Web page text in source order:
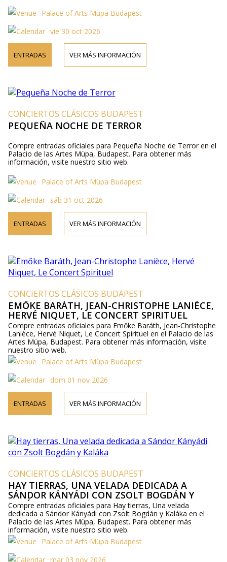
Palace of Arts Müpa Budapest
vie 30 oct 2026
ENTRADAS VER MÁS INFORMACIÓN
CONCIERTOS CLÁSICOS BUDAPEST
PEQUEÑA NOCHE DE TERROR
Compre entradas oficiales para Pequeña Noche de Terror en el
Palacio de las Artes Müpa, Budapest. Para obtener más
información, visite nuestro sitio web.
Palace of Arts Müpa Budapest
sáb 31 oct 2026
ENTRADAS VER MÁS INFORMACIÓN
CONCIERTOS CLÁSICOS BUDAPEST
EMŐKE BARÁTH, JEAN-CHRISTOPHE LANIÈCE,
HERVÉ NIQUET, LE CONCERT SPIRITUEL
Compre entradas oficiales para Emőke Baráth, Jean-Christophe
Lanièce, Hervé Niquet, Le Concert Spirituel en el Palacio de las
Artes Müpa, Budapest. Para obtener más información, visite
nuestro sitio web.
Palace of Arts Müpa Budapest
dom 01 nov 2026
ENTRADAS VER MÁS INFORMACIÓN
CONCIERTOS CLÁSICOS BUDAPEST
HAY TIERRAS, UNA VELADA DEDICADA A
SÁNDOR KÁNYÁDI CON ZSOLT BOGDÁN Y
KALÁKA
Compre entradas oficiales para Hay tierras, Una velada
dedicada a Sándor Kányádi con Zsolt Bogdán y Kaláka en el
Palacio de las Artes Müpa, Budapest. Para obtener más
información, visite nuestro sitio web.
Palace of Arts Müpa Budapest
mar 03 nov 2026